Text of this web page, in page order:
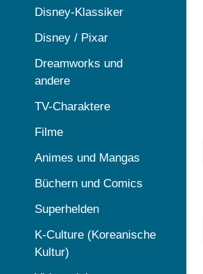
Disney-Klassiker
Disney / Pixar
Dreamworks und
andere
TV-Charaktere
Filme
Animes und Mangas
Büchern und Comics
Superhelden
K-Culture (Koreanische
Kultur)